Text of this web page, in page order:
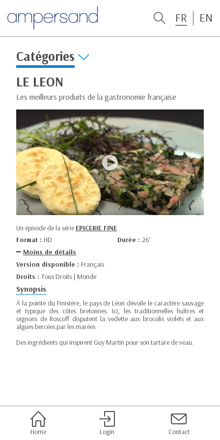
FR EN
Catégories
LE LEON
Les meilleurs produits de la gastronomie française
Un épisode de la série EPICERIE FINE
Format : HD Durée : 26’
Moins de détails
Version disponible : Français
Droits : Tous Droits | Monde
Synopsis
À la pointe du Finistère, le pays de Léon dévoile le caractère sauvage
et typique des côtes bretonnes. Ici, les traditionnelles huîtres et
oignons de Roscoff disputent la vedette aux brocolis violets et aux
algues bercées par les marées.
Des ingrédients qui inspirent Guy Martin pour son tartare de veau.
Home Login Contact